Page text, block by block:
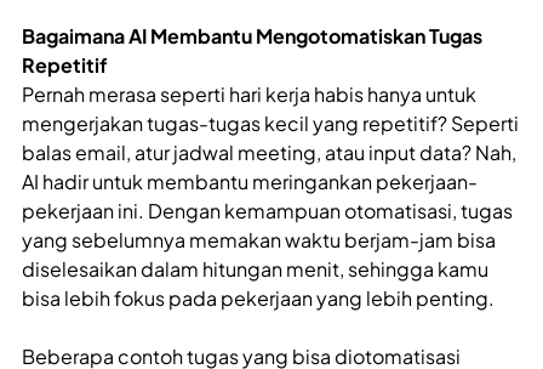
Bagaimana AI Membantu Mengotomatiskan Tugas
Repetitif
Pernah merasa seperti hari kerja habis hanya untuk
mengerjakan tugas-tugas kecil yang repetitif? Seperti
balas email, atur jadwal meeting, atau input data? Nah,
AI hadir untuk membantu meringankan pekerjaan-
pekerjaan ini. Dengan kemampuan otomatisasi, tugas
yang sebelumnya memakan waktu berjam-jam bisa
diselesaikan dalam hitungan menit, sehingga kamu
bisa lebih fokus pada pekerjaan yang lebih penting.
Beberapa contoh tugas yang bisa diotomatisasi